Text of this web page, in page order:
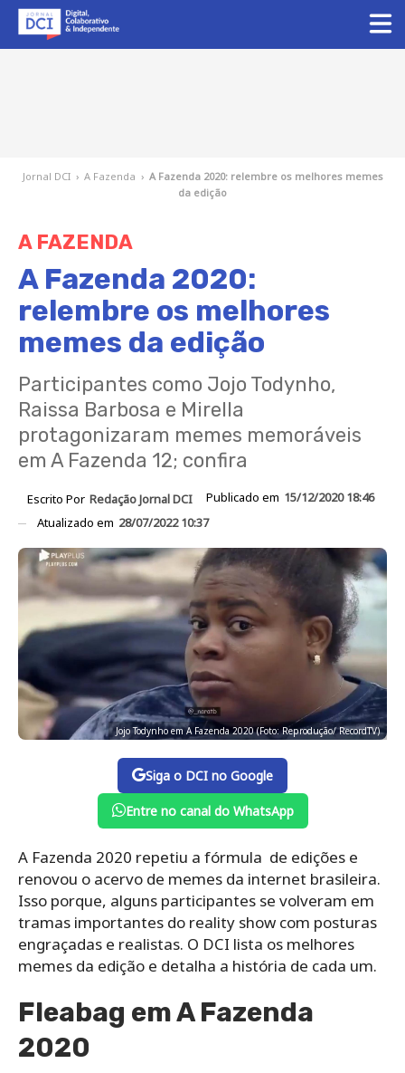
Jornal DCI › A Fazenda › A Fazenda 2020: relembre os melhores memes
da edição
A FAZENDA
A Fazenda 2020:
relembre os melhores
memes da edição
Participantes como Jojo Todynho,
Raissa Barbosa e Mirella
protagonizaram memes memoráveis
em A Fazenda 12; confira
Escrito Por Redação Jornal DCI Publicado em 15/12/2020 18:46
Atualizado em 28/07/2022 10:37
Jojo Todynho em A Fazenda 2020 (Foto: Reprodução/ RecordTV)
Siga o DCI no Google
Entre no canal do WhatsApp
A Fazenda 2020 repetiu a fórmula de edições e
renovou o acervo de memes da internet brasileira.
Isso porque, alguns participantes se volveram em
tramas importantes do reality show com posturas
engraçadas e realistas. O DCI lista os melhores
memes da edição e detalha a história de cada um.
Fleabag em A Fazenda
2020